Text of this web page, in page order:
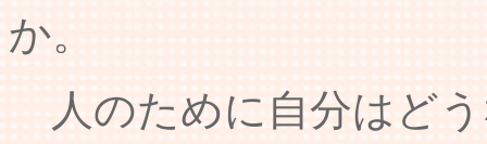
か。
人のために自分はど